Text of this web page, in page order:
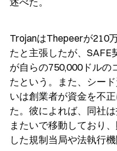
TrojanはThepeerが210
たと主張したが、SAFE
が自らの750,000ドルの
たという。また、シー
いは創業者が資金を不
た。彼によれば、同社
またいで移動しており
した規制当局や法執行